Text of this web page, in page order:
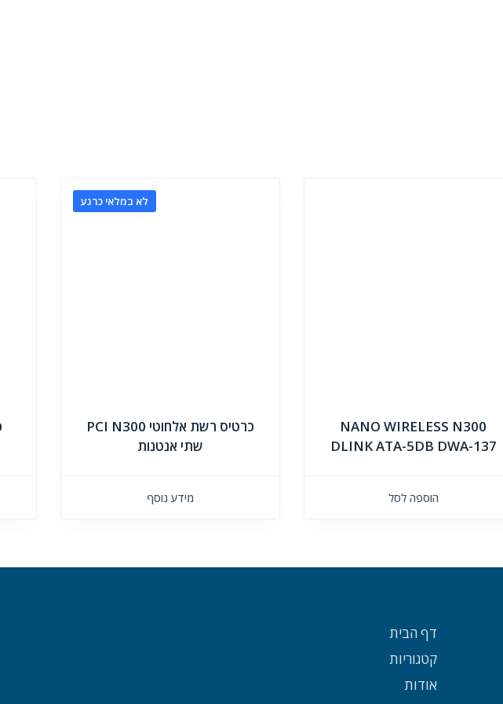
NANO WIRELESS N300
DLINK ATA-5DB DWA-137
הוספה לסל
לא במלאי כרגע
כרטיס רשת אלחוטי PCI N300
שתי אנטנות
מידע נוסף
דף הבית
קטגוריות
אודות